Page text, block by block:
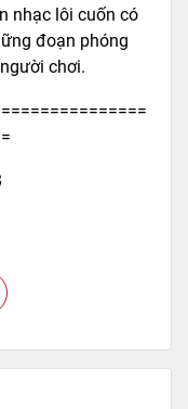
nhạc lôi cuốn có
đoạn phóng
chơi.